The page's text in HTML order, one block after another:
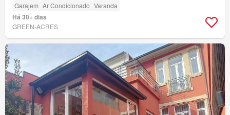
Garajem Ar Condicionado Varanda
Há 30+ dias
GREEN-ACRES